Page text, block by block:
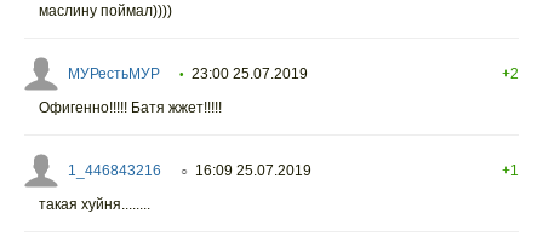
маслину поймал))))
МУРестьМУР • 23:00 25.07.2019
+2
Офигенно!!!!! Батя жжет!!!!!
1_446843216 ○ 16:09 25.07.2019
+1
такая хуйня........